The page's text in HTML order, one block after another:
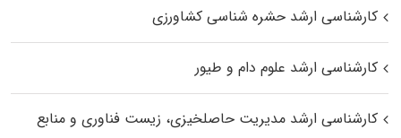
کارشناسی ارشد حشره‌ شناسی کشاورزی
کارشناسی ارشد علوم دام و طیور
کارشناسی ارشد مدیریت حاصلخیزی، زیست فناوری و منابع